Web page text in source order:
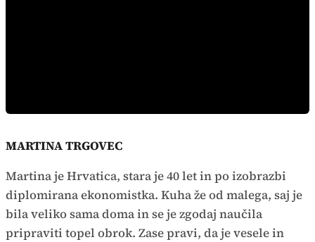
MARTINA TRGOVEC
Martina je Hrvatica, stara je 40 let in po izobrazbi
diplomirana ekonomistka. Kuha že od malega, saj je
bila veliko sama doma in se je zgodaj naučila
pripraviti topel obrok. Zase pravi, da je vesele in